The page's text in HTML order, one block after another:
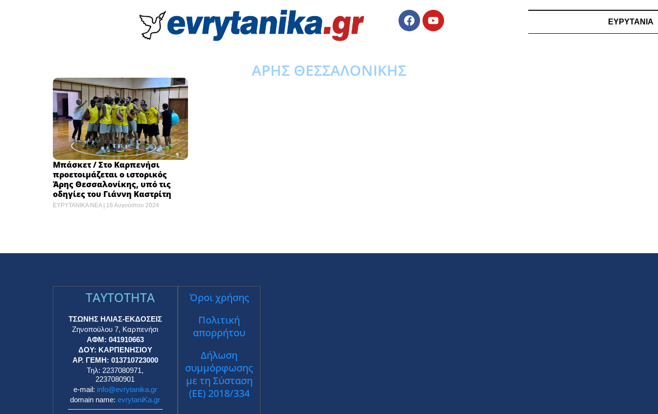
ΕΥΡΥΤΑΝΙΑ
ΑΡΗΣ ΘΕΣΣΑΛΟΝΙΚΗΣ
Μπάσκετ / Στο Καρπενήσι
προετοιμάζεται ο ιστορικός
Άρης Θεσσαλονίκης, υπό τις
οδηγίες του Γιάννη Καστρίτη
ΕΥΡΥΤΑΝΙΚΑ ΝΕΑ 16 Αυγούστου 2024
TAYTOTHTA
ΤΣΩΝΗΣ ΗΛΙΑΣ-ΕΚΔΟΣΕΙΣ
Ζηνοπούλου 7, Καρπενήσι
ΑΦΜ: 041910663
ΔΟΥ: ΚΑΡΠΕΝΗΣΙΟΥ
ΑΡ. ΓΕΜΗ: 013710723000
Τηλ: 2237080971,
2237080901
e-mail: info@evrytanika.gr
domain name:evrytaniKa.gr
Όροι χρήσης
Πολιτική
απορρήτου
Δήλωση
συμμόρφωσης
με τη Σύσταση
(ΕΕ) 2018/334